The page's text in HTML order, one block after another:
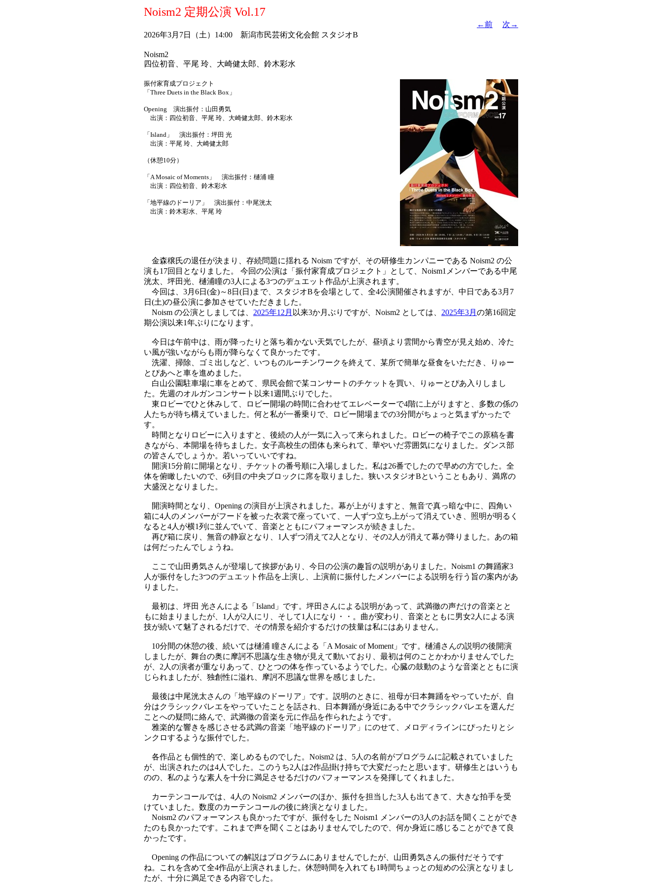
Noism2 定期公演 Vol.17
←前
次→
2026年3月7日（土）14:00 新潟市民芸術文化会館 スタジオB
Noism2
四位初音、平尾 玲、大崎健太郎、鈴木彩水
振付家育成プロジェクト
「Three Duets in the Black Box」
Opening 演出振付：山田勇気
出演：四位初音、平尾 玲、大崎健太郎、鈴木彩水
「Island」 演出振付：坪田 光
出演：平尾 玲、大崎健太郎
（休憩10分）
「A Mosaic of Moments」 演出振付：樋浦 瞳
出演：四位初音、鈴木彩水
「地平線のドーリア」 演出振付：中尾洸太
出演：鈴木彩水、平尾 玲
金森穣氏の退任が決まり、存続問題に揺れる Noism ですが、その研修生カンパニーである Noism2 の公
演も17回目となりました。 今回の公演は「振付家育成プロジェクト」として、Noism1メンバーである中尾
洸太、坪田光、樋浦瞳の3人による3つのデュエット作品が上演されます。
今回は、3月6日(金)～8日(日)まで、スタジオBを会場として、全4公演開催されますが、中日である3月7
日(土)の昼公演に参加させていただきました。
Noism の公演としましては、 2025年12月 以来3か月ぶりですが、Noism2 としては、 2025年3月 の第16回定
期公演以来1年ぶりになります。
今日は午前中は、雨が降ったりと落ち着かない天気でしたが、昼頃より雲間から青空が見え始め、冷た
い風が強いながらも雨が降らなくて良かったです。
洗濯、掃除、ゴミ出しなど、いつものルーチンワークを終えて、某所で簡単な昼食をいただき、りゅー
とぴあへと車を進めました。
白山公園駐車場に車をとめて、県民会館で某コンサートのチケットを買い、りゅーとぴあ入りしまし
た。先週のオルガンコンサート以来1週間ぶりでした。
東ロビーでひと休みして、ロビー開場の時間に合わせてエレベーターで4階に上がりますと、多数の係の
人たちが待ち構えていました。何と私が一番乗りで、ロビー開場までの3分間がちょっと気まずかったで
す。
時間となりロビーに入りますと、後続の人が一気に入って来られました。ロビーの椅子でこの原稿を書
きながら、本開場を待ちました。女子高校生の団体も来られて、華やいだ雰囲気になりました。ダンス部
の皆さんでしょうか。若いっていいですね。
開演15分前に開場となり、チケットの番号順に入場しました。私は26番でしたので早めの方でした。全
体を俯瞰したいので、6列目の中央ブロックに席を取りました。狭いスタジオBということもあり、満席の
大盛況となりました。
開演時間となり、Opening の演目が上演されました。幕が上がりますと、無音で真っ暗な中に、四角い
箱に4人のメンバーがフードを被った衣裳で座っていて、一人ずつ立ち上がって消えていき、照明が明るく
なると4人が横1列に並んでいて、音楽とともにパフォーマンスが続きました。
再び箱に戻り、無音の静寂となり、1人ずつ消えて2人となり、その2人が消えて幕が降りました。あの箱
は何だったんでしょうね。
ここで山田勇気さんが登場して挨拶があり、今日の公演の趣旨の説明がありました。Noism1 の舞踊家3
人が振付をした3つのデュエット作品を上演し、上演前に振付したメンバーによる説明を行う旨の案内があ
りました。
最初は、坪田 光さんによる「Island」です。坪田さんによる説明があって、武満徹の声だけの音楽とと
もに始まりましたが、1人が2人にリ、そして1人になり・・。曲が変わり、音楽とともに男女2人による演
技が続いて魅了されるだけで、その情景を紹介するだけの技量は私にはありません。
10分間の休憩の後、続いては樋浦 瞳さんによる「A Mosaic of Moment」です。樋浦さんの説明の後開演
しましたが、舞台の奥に摩訶不思議な生き物が見えて動いており、最初は何のことかわかりませんでした
が、2人の演者が重なりあって、ひとつの体を作っているようでした。心臓の鼓動のような音楽とともに演
じられましたが、独創性に溢れ、摩訶不思議な世界を感じました。
最後は中尾洸太さんの「地平線のドーリア」です。説明のときに、祖母が日本舞踊をやっていたが、自
分はクラシックバレエをやっていたことを話され、日本舞踊が身近にある中でクラシックバレエを選んだ
ことへの疑問に絡んで、武満徹の音楽を元に作品を作られたようです。
雅楽的な響きを感じさせる武満の音楽「地平線のドーリア」にのせて、メロディラインにぴったりとシ
ンクロするような振付でした。
各作品とも個性的で、楽しめるものでした。Noism2 は、5人の名前がプログラムに記載されていました
が、出演されたのは4人でした。このうち2人は2作品掛け持ちで大変だったと思います。研修生とはいうも
のの、私のような素人を十分に満足させるだけのパフォーマンスを発揮してくれました。
カーテンコールでは、4人の Noism2 メンバーのほか、振付を担当した3人も出てきて、大きな拍手を受
けていました。数度のカーテンコールの後に終演となりました。
Noism2 のパフォーマンスも良かったですが、振付をした Noism1 メンバーの3人のお話を聞くことができ
たのも良かったです。これまで声を聞くことはありませんでしたので、何か身近に感じることができて良
かったです。
Opening の作品についての解説はプログラムにありませんでしたが、山田勇気さんの振付だそうです
ね。これを含めて全4作品が上演されました。休憩時間を入れても1時間ちょっとの短めの公演となりまし
たが、十分に満足できる内容でした。